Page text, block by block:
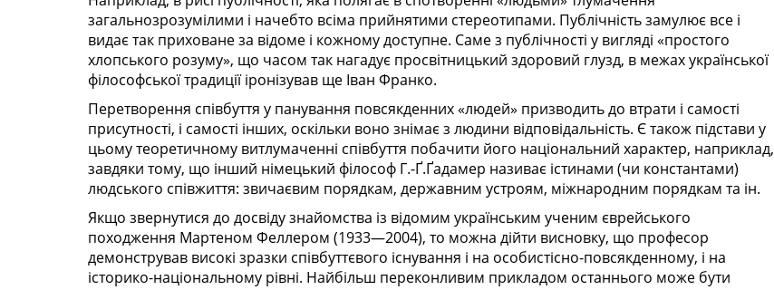
загальнозрозумілими і начебто всіма прийнятими стереотипами. Публічність замулює все і
видає так приховане за відоме і кожному доступне. Саме з публічності у вигляді «простого
хлопського розуму», що часом так нагадує просвітницький здоровий глузд, в межах української
філософської традиції іронізував ще Іван Франко.
Перетворення співбуття у панування повсякденних «людей» призводить до втрати і самості
присутності, і самості інших, оскільки воно знімає з людини відповідальність. Є також підстави у
цьому теоретичному витлумаченні співбуття побачити його національний характер, наприклад,
завдяки тому, що інший німецький філософ Г.-Ґ.Ґадамер називає істинами (чи константами)
людського співжиття: звичаєвим порядкам, державним устроям, міжнародним порядкам та ін.
Якщо звернутися до досвіду знайомства із відомим українським ученим єврейського
походження Мартеном Феллером (1933—2004), то можна дійти висновку, що професор
демонстрував високі зразки співбуттєвого існування і на особистісно-повсякденному, і на
історико-національному рівні. Найбільш переконливим прикладом останнього може бути